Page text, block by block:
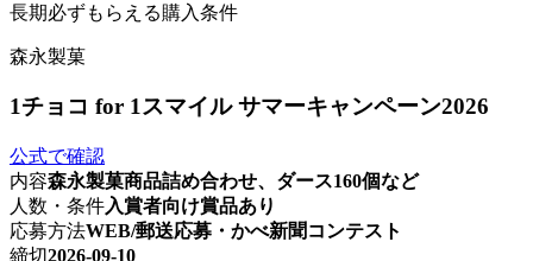
長期必ずもらえる購入条件
森永製菓
1チョコ for 1スマイル サマーキャンペーン2026
公式で確認
内容森永製菓商品詰め合わせ、ダース160個など
人数・条件入賞者向け賞品あり
応募方法WEB/郵送応募・かべ新聞コンテスト
締切2026-09-10